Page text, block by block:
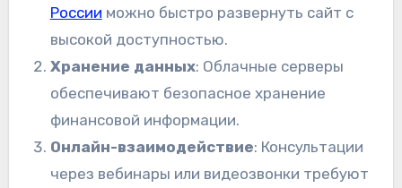
России можно быстро развернуть сайт с
высокой доступностью.
Хранение данных: Облачные серверы
обеспечивают безопасное хранение
финансовой информации.
Онлайн-взаимодействие: Консультации
через вебинары или видеозвонки требуют